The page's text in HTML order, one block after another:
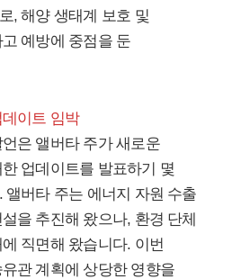
, 해양 생태계 보호 및
예방에 중점을 둔
이트 임박
은 앨버타 주가 새로운
업데이트를 발표하기 몇
버타 주는 에너지 자원 수출
을 추진해 왔으나, 환경 단체
직면해 왔습니다. 이번
관 계획에 상당한 영향을